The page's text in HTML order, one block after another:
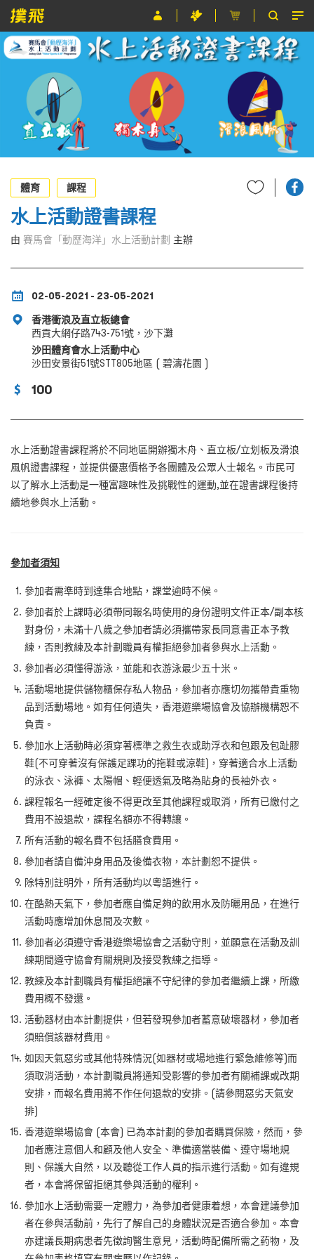
節目
主辦單位
關於撲飛
條款及細則
EN
體育
課程
水上活動證書課程
由 賽馬會「動歷海洋」水上活動計劃 主辦
02-05-2021 - 23-05-2021
香港衝浪及直立板總會
西貢大網仔路743-751號，沙下灘
沙田體育會水上活動中心
沙田安景街51號STT805地區 ( 碧濤花園 )
100
水上活動證書課程將於不同地區開辦獨木舟、直立板/立划板及滑浪
風帆證書課程，並提供優惠價格予各團體及公眾人士報名。市民可
以了解水上活動是一種富趣味性及挑戰性的運動‚並在證書課程後持
續地參與水上活動。
參加者須知
參加者需準時到達集合地點，課堂逾時不候。
參加者於上課時必須帶同報名時使用的身份證明文件正本/副本核
對身份，未滿十八歲之參加者請必須攜帶家長同意書正本予教
練，否則教練及本計劃職員有權拒絕參加者參與水上活動。
參加者必須懂得游泳，並能和衣游泳最少五十米。
活動場地提供儲物櫃保存私人物品，參加者亦應切勿攜帶貴重物
品到活動場地。如有任何遺失，香港遊樂場協會及協辦機構恕不
負責。
參加水上活動時必須穿著標準之救生衣或助浮衣和包跟及包趾膠
鞋(不可穿著沒有保護足踝功的拖鞋或涼鞋)，穿著適合水上活動
的泳衣、泳褲、太陽帽、輕便透氣及略為貼身的長袖外衣。
課程報名一經確定後不得更改至其他課程或取消，所有已繳付之
費用不設退款，課程名額亦不得轉讓。
所有活動的報名費不包括膳食費用。
參加者請自備沖身用品及後備衣物，本計劃恕不提供。
除特別註明外，所有活動均以粵語進行。
在酷熱天氣下，參加者應自備足夠的飲用水及防曬用品，在進行
活動時應增加休息間及次數。
參加者必須遵守香港遊樂場協會之活動守則，並願意在活動及訓
練期間遵守協會有關規則及接受教練之指導。
教練及本計劃職員有權拒絕讓不守紀律的參加者繼續上課，所繳
費用概不發還。
活動器材由本計劃提供，但若發現參加者蓄意破壞器材，參加者
須賠償該器材費用。
如因天氣惡劣或其他特殊情況(如器材或場地進行緊急維修等)而
須取消活動，本計劃職員將通知受影響的參加者有關補課或改期
安排，而報名費用將不作任何退款的安排。(請參閱惡劣天氣安
排)
香港遊樂場協會 (本會) 已為本計劃的參加者購買保險，然而，參
加者應注意個人和顧及他人安全、準備適當裝備、遵守場地規
則、保護大自然，以及聽從工作人員的指示進行活動。如有違規
者，本會將保留拒絕其參與活動的權利。
參加水上活動需要一定體力，為參加者健康着想，本會建議參加
者在參與活動前，先行了解自己的身體狀況是否適合參加。本會
亦建議長期病患者先徵詢醫生意見，活動時配備所需之葯物，及